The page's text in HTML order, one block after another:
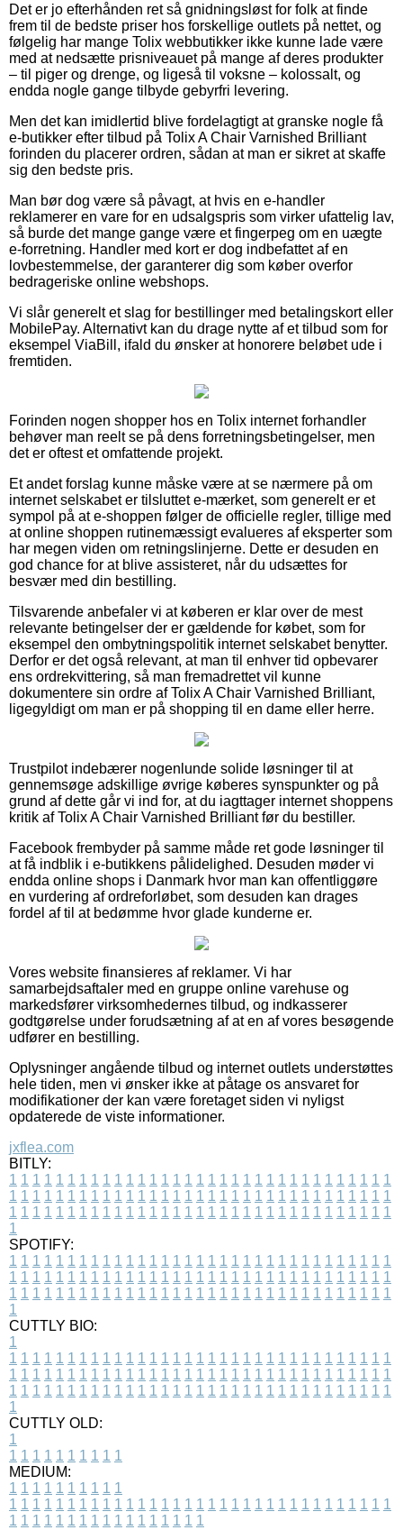
Det er jo efterhånden ret så gnidningsløst for folk at finde
frem til de bedste priser hos forskellige outlets på nettet, og
følgelig har mange Tolix webbutikker ikke kunne lade være
med at nedsætte prisniveauet på mange af deres produkter
– til piger og drenge, og ligeså til voksne – kolossalt, og
endda nogle gange tilbyde gebyrfri levering.
Men det kan imidlertid blive fordelagtigt at granske nogle få
e-butikker efter tilbud på Tolix A Chair Varnished Brilliant
forinden du placerer ordren, sådan at man er sikret at skaffe
sig den bedste pris.
Man bør dog være så påvagt, at hvis en e-handler
reklamerer en vare for en udsalgspris som virker ufattelig lav,
så burde det mange gange være et fingerpeg om en uægte
e-forretning. Handler med kort er dog indbefattet af en
lovbestemmelse, der garanterer dig som køber overfor
bedrageriske online webshops.
Vi slår generelt et slag for bestillinger med betalingskort eller
MobilePay. Alternativt kan du drage nytte af et tilbud som for
eksempel ViaBill, ifald du ønsker at honorere beløbet ude i
fremtiden.
Forinden nogen shopper hos en Tolix internet forhandler
behøver man reelt se på dens forretningsbetingelser, men
det er oftest et omfattende projekt.
Et andet forslag kunne måske være at se nærmere på om
internet selskabet er tilsluttet e-mærket, som generelt er et
sympol på at e-shoppen følger de officielle regler, tillige med
at online shoppen rutinemæssigt evalueres af eksperter som
har megen viden om retningslinjerne. Dette er desuden en
god chance for at blive assisteret, når du udsættes for
besvær med din bestilling.
Tilsvarende anbefaler vi at køberen er klar over de mest
relevante betingelser der er gældende for købet, som for
eksempel den ombytningspolitik internet selskabet benytter.
Derfor er det også relevant, at man til enhver tid opbevarer
ens ordrekvittering, så man fremadrettet vil kunne
dokumentere sin ordre af Tolix A Chair Varnished Brilliant,
ligegyldigt om man er på shopping til en dame eller herre.
Trustpilot indebærer nogenlunde solide løsninger til at
gennemsøge adskillige øvrige køberes synspunkter og på
grund af dette går vi ind for, at du iagttager internet shoppens
kritik af Tolix A Chair Varnished Brilliant før du bestiller.
Facebook frembyder på samme måde ret gode løsninger til
at få indblik i e-butikkens pålidelighed. Desuden møder vi
endda online shops i Danmark hvor man kan offentliggøre
en vurdering af ordreforløbet, som desuden kan drages
fordel af til at bedømme hvor glade kunderne er.
Vores website finansieres af reklamer. Vi har
samarbejdsaftaler med en gruppe online varehuse og
markedsfører virksomhedernes tilbud, og indkasserer
godtgørelse under forudsætning af at en af vores besøgende
udfører en bestilling.
Oplysninger angående tilbud og internet outlets understøttes
hele tiden, men vi ønsker ikke at påtage os ansvaret for
modifikationer der kan være foretaget siden vi nyligst
opdaterede de viste informationer.
jxflea.com
BITLY:
1 1 1 1 1 1 1 1 1 1 1 1 1 1 1 1 1 1 1 1 1 1 1 1 1 1 1 1 1 1 1 1 1
1 1 1 1 1 1 1 1 1 1 1 1 1 1 1 1 1 1 1 1 1 1 1 1 1 1 1 1 1 1 1 1 1
1 1 1 1 1 1 1 1 1 1 1 1 1 1 1 1 1 1 1 1 1 1 1 1 1 1 1 1 1 1 1 1 1
1
SPOTIFY:
1 1 1 1 1 1 1 1 1 1 1 1 1 1 1 1 1 1 1 1 1 1 1 1 1 1 1 1 1 1 1 1 1
1 1 1 1 1 1 1 1 1 1 1 1 1 1 1 1 1 1 1 1 1 1 1 1 1 1 1 1 1 1 1 1 1
1 1 1 1 1 1 1 1 1 1 1 1 1 1 1 1 1 1 1 1 1 1 1 1 1 1 1 1 1 1 1 1 1
1
CUTTLY BIO:
1
1 1 1 1 1 1 1 1 1 1 1 1 1 1 1 1 1 1 1 1 1 1 1 1 1 1 1 1 1 1 1 1 1
1 1 1 1 1 1 1 1 1 1 1 1 1 1 1 1 1 1 1 1 1 1 1 1 1 1 1 1 1 1 1 1 1
1 1 1 1 1 1 1 1 1 1 1 1 1 1 1 1 1 1 1 1 1 1 1 1 1 1 1 1 1 1 1 1 1
1
CUTTLY OLD:
1
1 1 1 1 1 1 1 1 1 1
MEDIUM:
1 1 1 1 1 1 1 1 1 1
1 1 1 1 1 1 1 1 1 1 1 1 1 1 1 1 1 1 1 1 1 1 1 1 1 1 1 1 1 1 1 1 1
1 1 1 1 1 1 1 1 1 1 1 1 1 1 1 1 1